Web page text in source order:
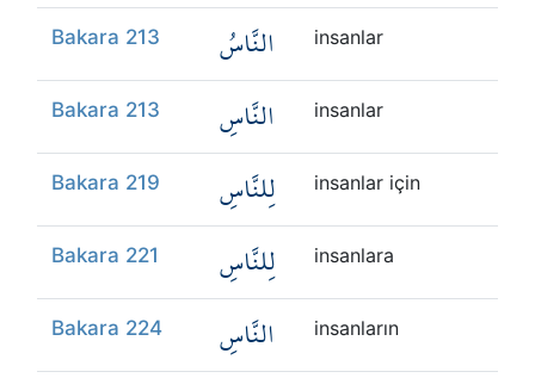
Bakara 213 النَّاسُ insanlar
Bakara 213 النَّاسِ insanlar
Bakara 219 لِلنَّاسِ insanlar için
Bakara 221 لِلنَّاسِ insanlara
Bakara 224 النَّاسِ insanların